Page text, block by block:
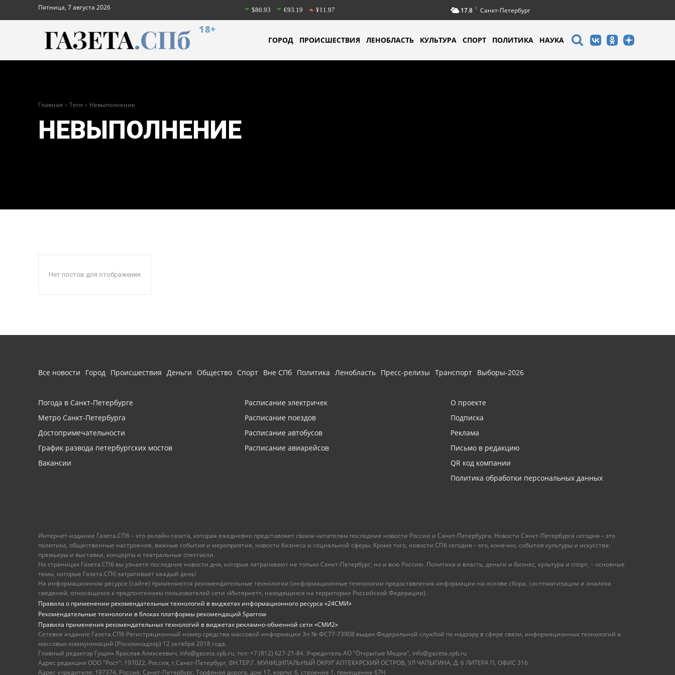
Пятница, 7 августа 2026 $80.93 €93.19 ¥11.97 17.8 C Санкт-Петербург
18+
ГОРОД ПРОИСШЕСТВИЯ ЛЕНОБЛАСТЬ КУЛЬТУРА СПОРТ ПОЛИТИКА НАУКА
Главная Теги Невыполнение
НЕВЫПОЛНЕНИЕ
Нет постов для отображения
Все новости Город Происшествия Деньги Общество Спорт Вне СПб Политика Ленобласть Пресс-релизы Транспорт Выборы-2026
Погода в Санкт-Петербурге
Метро Санкт-Петербурга
Достопримечательности
График развода петербургских мостов
Вакансии
Расписание электричек
Расписание поездов
Расписание автобусов
Расписание авиарейсов
О проекте
Подписка
Реклама
Письмо в редакцию
QR код компании
Политика обработки персональных данных
Интернет-издание Газета.СПб – это онлайн-газета, которая ежедневно представляет своим читателям последние новости России и Санкт-Петербурга. Новости Санкт-Петербурга сегодня – это
политика, общественные настроения, важные события и мероприятия, новости бизнеса и социальной сферы. Кроме того, новости СПб сегодня – это, конечно, события культуры и искусства:
премьеры и выставки, концерты и театральные спектакли.
На страницах Газета.СПб вы узнаете последние новости дня, которые затрагивают не только Санкт-Петербург, но и всю Россию. Политика и власть, деньги и бизнес, культура и спорт, – основные
темы, которые Газета.СПб затрагивает каждый день!
На информационном ресурсе (сайте) применяются рекомендательные технологии (информационные технологии предоставления информации на основе сбора, систематизации и анализа
сведений, относящихся к предпочтениям пользователей сети «Интернет», находящихся на территории Российской Федерации).
Правила о применении рекомендательных технологий в виджетах информационного ресурса «24СМИ»
Рекомендательные технологии в блоках платформы рекомендаций Sparrow
Правила применения рекомендательных технологий в виджетах рекламно-обменной сети «СМИ2»
Сетевое издание Газета.СПб Регистрационный номер средства массовой информации Эл № ФС77-73908 выдан Федеральной службой по надзору в сфере связи, информационных технологий и
массовых коммуникаций (Роскомнадзор) 12 октября 2018 года.
Главный редактор Гущин Ярослав Алексеевич, info@gazeta.spb.ru, тел: +7 (812) 627-21-84. Учредитель АО "Открытые Медиа", info@gazeta.spb.ru
Адрес редакции ООО "Рост": 197022, Россия, г.Санкт-Петербург, ВН.ТЕР.Г. МУНИЦИПАЛЬНЫЙ ОКРУГ АПТЕКАРСКИЙ ОСТРОВ, УЛ ЧАПЫГИНА, Д. 6 ЛИТЕРА П, ОФИС 316
Адрес учредителя: 197374, Россия, Санкт-Петербург, Торфяная дорога, дом 17, корпус 6, строение 1, помещение 67Н